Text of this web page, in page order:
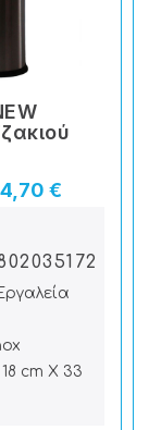
€
cm X 33